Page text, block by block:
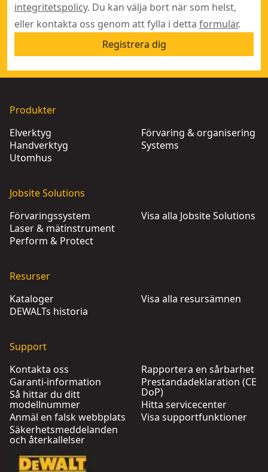
integritetspolicy. Du kan välja bort när som helst,
eller kontakta oss genom att fylla i detta formulär.
Registrera dig
Produkter
Elverktyg
Handverktyg
Utomhus
Förvaring & organisering
Systems
Jobsite Solutions
Förvaringssystem
Laser & mätinstrument
Perform & Protect
Visa alla Jobsite Solutions
Resurser
Kataloger
DEWALTs historia
Visa alla resursämnen
Support
Kontakta oss
Garanti-information
Så hittar du ditt
modellnummer
Anmäl en falsk webbplats
Säkerhetsmeddelanden
och återkallelser
Rapportera en sårbarhet
Prestandadeklaration (CE
DoP)
Hitta servicecenter
Visa supportfunktioner